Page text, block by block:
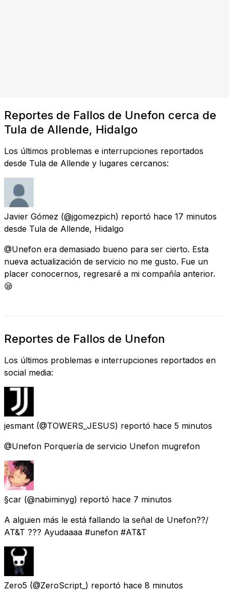
Reportes de Fallos de Unefon cerca de
Tula de Allende, Hidalgo
Los últimos problemas e interrupciones reportados
desde Tula de Allende y lugares cercanos:
Javier Gómez (@jgomezpich) reportó hace 17 minutos
desde Tula de Allende, Hidalgo
@Unefon era demasiado bueno para ser cierto. Esta
nueva actualización de servicio no me gusto. Fue un
placer conocernos, regresaré a mi compañía anterior.
😪
Reportes de Fallos de Unefon
Los últimos problemas e interrupciones reportados en
social media:
jesmant (@TOWERS_JESUS) reportó hace 5 minutos
@Unefon Porquería de servicio Unefon mugrefon
§car (@nabiminyg) reportó hace 7 minutos
A alguien más le está fallando la señal de Unefon??/
AT&T ??? Ayudaaaa #unefon #AT&T
Zero5 (@ZeroScript_) reportó hace 8 minutos